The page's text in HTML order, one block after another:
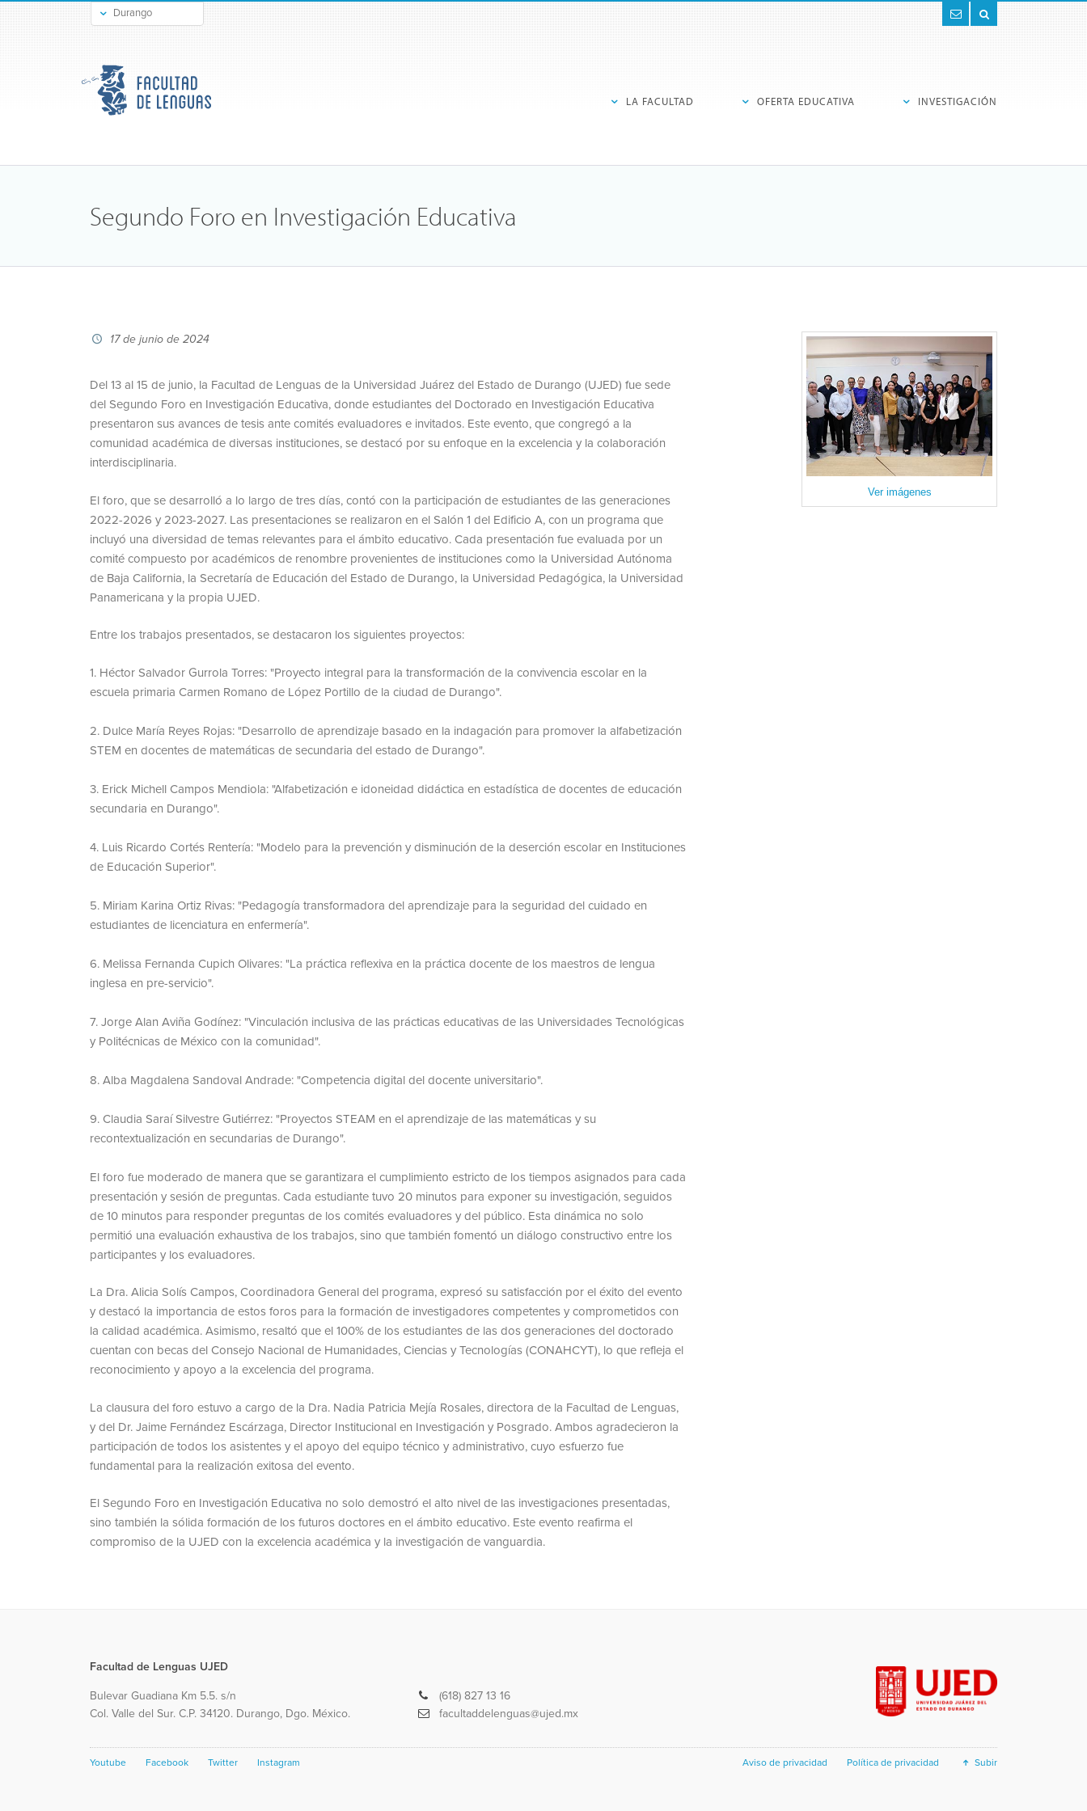
Durango
Gómez Palacio
Buscar
Contacto
LA FACULTAD OFERTA EDUCATIVA INVESTIGACIÓN
Segundo Foro en Investigación Educativa
17 de junio de 2024
Del 13 al 15 de junio, la Facultad de Lenguas de la Universidad Juárez del Estado de Durango (UJED) fue sede
del Segundo Foro en Investigación Educativa, donde estudiantes del Doctorado en Investigación Educativa
presentaron sus avances de tesis ante comités evaluadores e invitados. Este evento, que congregó a la
comunidad académica de diversas instituciones, se destacó por su enfoque en la excelencia y la colaboración
interdisciplinaria.
El foro, que se desarrolló a lo largo de tres días, contó con la participación de estudiantes de las generaciones
2022-2026 y 2023-2027. Las presentaciones se realizaron en el Salón 1 del Edificio A, con un programa que
incluyó una diversidad de temas relevantes para el ámbito educativo. Cada presentación fue evaluada por un
comité compuesto por académicos de renombre provenientes de instituciones como la Universidad Autónoma
de Baja California, la Secretaría de Educación del Estado de Durango, la Universidad Pedagógica, la Universidad
Panamericana y la propia UJED.
Entre los trabajos presentados, se destacaron los siguientes proyectos:
Héctor Salvador Gurrola Torres: "Proyecto integral para la transformación de la convivencia escolar en la
escuela primaria Carmen Romano de López Portillo de la ciudad de Durango".
Dulce María Reyes Rojas: "Desarrollo de aprendizaje basado en la indagación para promover la alfabetización
STEM en docentes de matemáticas de secundaria del estado de Durango".
Erick Michell Campos Mendiola: "Alfabetización e idoneidad didáctica en estadística de docentes de educación
secundaria en Durango".
Luis Ricardo Cortés Rentería: "Modelo para la prevención y disminución de la deserción escolar en Instituciones
de Educación Superior".
Miriam Karina Ortiz Rivas: "Pedagogía transformadora del aprendizaje para la seguridad del cuidado en
estudiantes de licenciatura en enfermería".
Melissa Fernanda Cupich Olivares: "La práctica reflexiva en la práctica docente de los maestros de lengua
inglesa en pre-servicio".
Jorge Alan Aviña Godínez: "Vinculación inclusiva de las prácticas educativas de las Universidades Tecnológicas
y Politécnicas de México con la comunidad".
Alba Magdalena Sandoval Andrade: "Competencia digital del docente universitario".
Claudia Saraí Silvestre Gutiérrez: "Proyectos STEAM en el aprendizaje de las matemáticas y su
recontextualización en secundarias de Durango".
El foro fue moderado de manera que se garantizara el cumplimiento estricto de los tiempos asignados para cada
presentación y sesión de preguntas. Cada estudiante tuvo 20 minutos para exponer su investigación, seguidos
de 10 minutos para responder preguntas de los comités evaluadores y del público. Esta dinámica no solo
permitió una evaluación exhaustiva de los trabajos, sino que también fomentó un diálogo constructivo entre los
participantes y los evaluadores.
La Dra. Alicia Solís Campos, Coordinadora General del programa, expresó su satisfacción por el éxito del evento
y destacó la importancia de estos foros para la formación de investigadores competentes y comprometidos con
la calidad académica. Asimismo, resaltó que el 100% de los estudiantes de las dos generaciones del doctorado
cuentan con becas del Consejo Nacional de Humanidades, Ciencias y Tecnologías (CONAHCYT), lo que refleja el
reconocimiento y apoyo a la excelencia del programa.
La clausura del foro estuvo a cargo de la Dra. Nadia Patricia Mejía Rosales, directora de la Facultad de Lenguas,
y del Dr. Jaime Fernández Escárzaga, Director Institucional en Investigación y Posgrado. Ambos agradecieron la
participación de todos los asistentes y el apoyo del equipo técnico y administrativo, cuyo esfuerzo fue
fundamental para la realización exitosa del evento.
El Segundo Foro en Investigación Educativa no solo demostró el alto nivel de las investigaciones presentadas,
sino también la sólida formación de los futuros doctores en el ámbito educativo. Este evento reafirma el
compromiso de la UJED con la excelencia académica y la investigación de vanguardia.
Ver imágenes
Facultad de Lenguas UJED
Bulevar Guadiana Km 5.5. s/n
Col. Valle del Sur. C.P. 34120. Durango, Dgo. México.
Teléfono
(618) 827 13 16
Correo
facultaddelenguas@ujed.mx
Youtube Facebook Twitter Instagram Aviso de privacidad Política de privacidad Subir